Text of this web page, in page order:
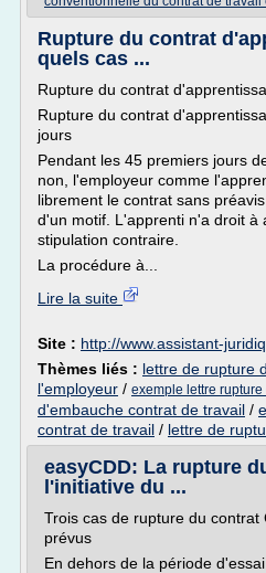
Rupture du contrat
quels cas ...
Rupture du contrat
Rupture du contrat
jours
Pendant les 45 premiers jours
non, l'employeur comme
librement le contrat sans
d'un motif. L'apprenti n'a droit à
stipulation contraire.
La procédure à...
Lire la suite
Site : http://www.assistant-
Thèmes liés : lettre de rupture
l'employeur / exemple lettre
d'embauche contrat de travail /
contrat de travail / lettre de
easyCDD: La rupture
l'initiative du ...
Trois cas de rupture du contrat
prévus
En dehors de la période